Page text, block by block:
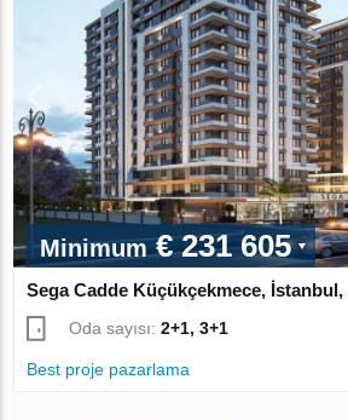
Minimum€ 231 605
Sega Cadde Küçükçekmece,
Oda sayısı:2+1, 3+1
Best proje pazarlama